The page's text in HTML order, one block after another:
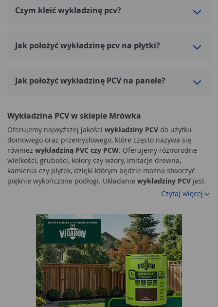
Czym kleić wykładzinę pcv?
Jak położyć wykładzinę pcv na płytki?
Jak położyć wykładzinę PCV na panele?
Wykładzina PCV w sklepie Mrówka
Oferujemy najwyższej jakości wykładziny PCV do użytku
domowego oraz przemysłowego, które często nazywa się
również wykładziną PVC czy PCW. Oferujemy różnorodne
wielkości, grubości, kolory czy wzory, imitacje drewna,
kamienia czy płytek, dzięki którym będzie można stworzyć
pięknie wykończone podłogi. Układanie wykładziny PCV jest
stosunkowe łatwe, a uzyskany efekt pozwoli cieszyć się
Podłoga PCV zamiast paneli, płytek czy kamienia
Wykładzina podłogowa występuje w wielu kolorach i
wzorach, z powodzeniem mogąc zastępować nawet parkiet
czy płytki ceramiczne. Jest ona stosunkowa łatwa w montażu,
świetnie imituje inne materiały i praktycznie każdy z nas może
ją samodzielnie dociąć i położyć na podłodze. Sprawdzi się w
pomieszczeniach domowych takich jak kuchnia czy spiżarnia
oraz publicznych – w szpitalu, sklepie czy nawet sali lekcyjnej.
Do największych zaletwykładziny PVCnależy łatwość w
Czytaj więcej